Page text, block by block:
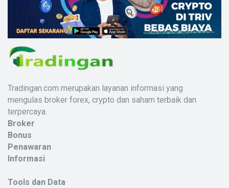
Tradingan.com merupakan layanan informasi yang
mengulas broker forex, crypto dan saham terbaik dan
terpercaya.
Broker
Bonus
Penawaran
Informasi
Tools dan Data